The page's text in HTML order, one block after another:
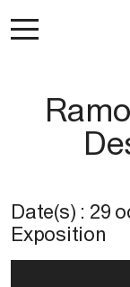
Date(s) : 29
Exposition